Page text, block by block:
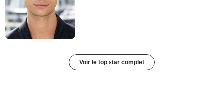
Voir le top star complet